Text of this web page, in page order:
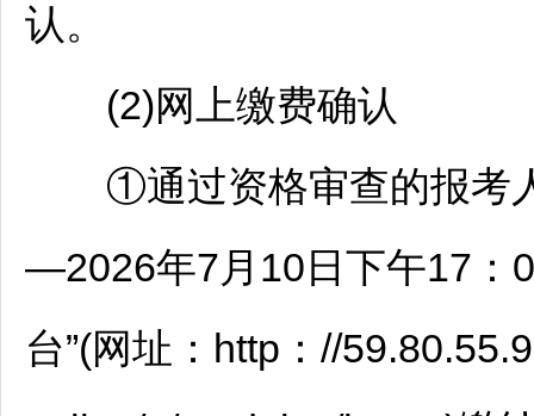
认。
(2)网上缴费确认
①通过资格审查的报考人
—2026年7月10日下午17：
台”(网址：http：//